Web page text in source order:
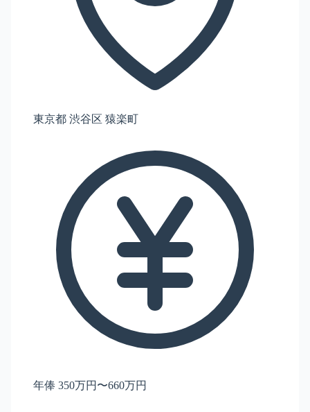
東京都 渋谷区 猿楽町
年俸 350万円〜660万円